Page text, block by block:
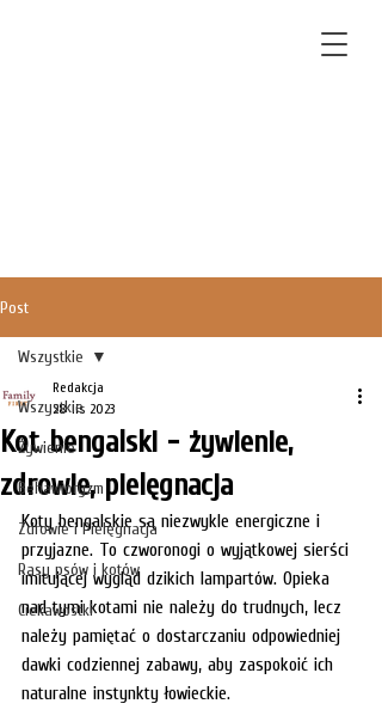
Post
Wszystkie
Żywienie
Behawioryzm
Zdrowie i Pielęgnacja
Rasy psów i kotów
Ciekawostki
Wszystkie
Kot bengalski - żywienie,
zdrowie, pielęgnacja
Redakcja
28 lis 2023
Koty bengalskie są niezwykle energiczne i
przyjazne. To czworonogi o wyjątkowej sierści
imitującej wygląd dzikich lampartów. Opieka
nad tymi kotami nie należy do trudnych, lecz
należy pamiętać o dostarczaniu odpowiedniej
dawki codziennej zabawy, aby zaspokoić ich
naturalne instynkty łowieckie.